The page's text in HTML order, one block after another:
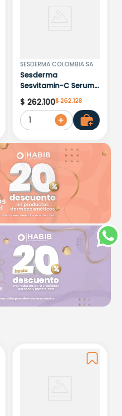
SESDERMA COLOMBIA SA
Sesderma
Sesvitamin-C Serum
Liposomado x 30ml
$ 262.100$262.128
1